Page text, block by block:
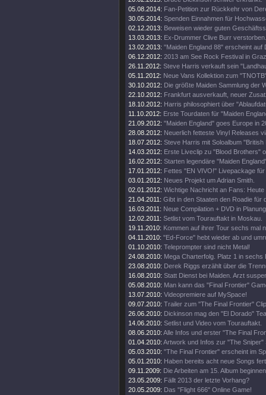
05.08.2014: Fan-Petition zur Rückkehr von
30.05.2014: Spenden Einnahmen für
02.12.2013: Beweisen wieder guten
13.03.2013: Ex-Drummer Clive Burr verstorben.
13.02.2013: "Maiden England 88" erscheint auf
06.12.2012: 2013 am See Rock Festival in Graz
26.11.2012: Steve Harris verkauft sein
05.11.2012: Neue Vans Kollektion zum
30.10.2012: Die größte Maiden Sammlung der
22.10.2012: Frankfurt ausverkauft, neuer
18.10.2012: Harris philosophiert über
11.10.2012: Erste Tourdaten für "Maiden
21.09.2012: "Maiden England" goes Europe in
28.08.2012: Neuerlich fetteste Vinyl Releases
18.07.2012: Steve Harris mit Soloalbum "British
14.03.2012: Erste Liveclip zu "Blood Brothers"
16.02.2012: Starten legendäre "Maiden
17.01.2012: Fettes "EN VIVO!" Livepackage
03.01.2012: Neues Projekt um Adrian Smith.
02.01.2012: Wichtige Nachricht an Fans: Heute
21.04.2011: Gibt in den Staaten den Roadie für
16.03.2011: Neue Compilation + DVD in
12.02.2011: Setlist vom Tourauftakt in Moskau.
19.11.2010: Kommen auf ihrer Tour sechs mal
04.11.2010: "Ed-Force" hebt wieder ab und
01.10.2010: Teleprompter sind nicht Metal!
24.08.2010: Mega Charterfolg. Platz 1 in sechs
23.08.2010: Derek Riggs erzählt über die
16.08.2010: Statt Dienst bei Maiden. Arzt
05.08.2010: Man kann das "Final Frontier"
13.07.2010: Videopremiere auf MySpace!
09.07.2010: Trailer zum "The Final Frontier"
26.06.2010: Dickinson mag den "El Dorado"
14.06.2010: Setlist und Video vom Tourauftakt.
08.06.2010: Alle Infos und erster "The Final
01.04.2010: Artwork und Infos zur "The Sniper"
05.03.2010: "The Final Frontier" erscheint im
05.01.2010: Haben bereits acht neue Songs
09.11.2009: Die Arbeiten am 15. Album
23.05.2009: Fällt 2013 der letzte Vorhang?
20.05.2009: Das "Flight 666" Online Game!